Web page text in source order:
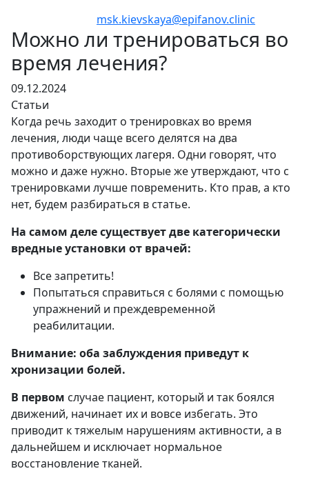
msk.kievskaya@epifanov.clinic
Можно ли тренироваться во
время лечения?
09.12.2024
Статьи
Когда речь заходит о тренировках во время
лечения, люди чаще всего делятся на два
противоборствующих лагеря. Одни говорят, что
можно и даже нужно. Вторые же утверждают, что с
тренировками лучше повременить. Кто прав, а кто
нет, будем разбираться в статье.
На самом деле существует две категорически
вредные установки от врачей:
Все запретить!
Попытаться справиться с болями с помощью
упражнений и преждевременной
реабилитации.
Внимание: оба заблуждения приведут к
хронизации болей.
В первом случае пациент, который и так боялся
движений, начинает их и вовсе избегать. Это
приводит к тяжелым нарушениям активности, а в
дальнейшем и исключает нормальное
восстановление тканей.